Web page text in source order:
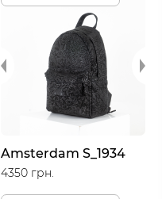
Amsterdam S_1934
4350 грн.